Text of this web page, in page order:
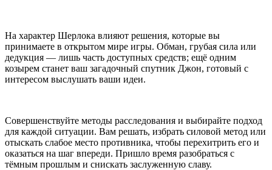
На характер Шерлока влияют решения, которые вы
принимаете в открытом мире игры. Обман, грубая сила или
дедукция — лишь часть доступных средств; ещё одним
козырем станет ваш загадочный спутник Джон, готовый с
интересом выслушать ваши идеи.
Совершенствуйте методы расследования и выбирайте подход
для каждой ситуации. Вам решать, избрать силовой метод или
отыскать слабое место противника, чтобы перехитрить его и
оказаться на шаг впереди. Пришло время разобраться с
тёмным прошлым и снискать заслуженную славу.